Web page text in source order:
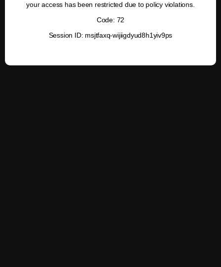
your access has been restricted due to policy violations.
Code: 72
Session ID: msjtfaxq-wijiigdyud8h1yiv9ps